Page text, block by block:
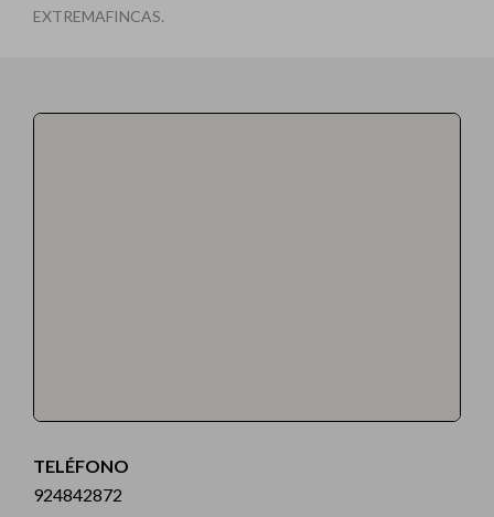
EXTREMAFINCAS.
TELÉFONO
924842872